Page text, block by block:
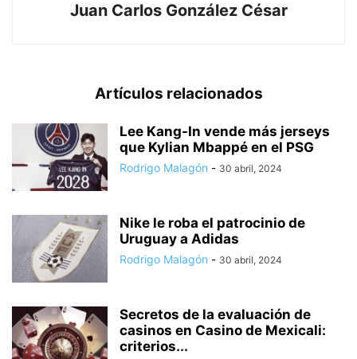
Juan Carlos González César
Artículos relacionados
Lee Kang-In vende más jerseys
que Kylian Mbappé en el PSG
Rodrigo Malagón - 30 abril, 2024
Nike le roba el patrocinio de
Uruguay a Adidas
Rodrigo Malagón - 30 abril, 2024
Secretos de la evaluación de
casinos en Casino de Mexicali:
сriterios...